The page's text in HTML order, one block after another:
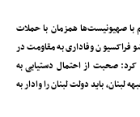
با صهیونیست‌ها همزمان با حملات
فراکسیون وفاداری به مقاومت در
1405) طی سخنانی اعلام کرد: صحبت از احتمال دستیابی به
لبنان، باید دولت لبنان را وادار به